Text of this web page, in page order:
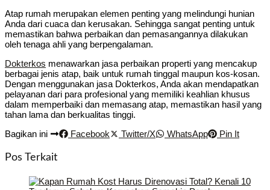
Atap rumah merupakan elemen penting yang melindungi hunian
Anda dari cuaca dan kerusakan. Sehingga sangat penting untuk
memastikan bahwa perbaikan dan pemasangannya dilakukan
oleh tenaga ahli yang berpengalaman.
Dokterkos menawarkan jasa perbaikan properti yang mencakup
berbagai jenis atap, baik untuk rumah tinggal maupun kos-kosan.
Dengan menggunakan jasa Dokterkos, Anda akan mendapatkan
pelayanan dari para profesional yang memiliki keahlian khusus
dalam memperbaiki dan memasang atap, memastikan hasil yang
tahan lama dan berkualitas tinggi.
Bagikan ini
Facebook Twitter/X WhatsApp Pin It
Pos Terkait